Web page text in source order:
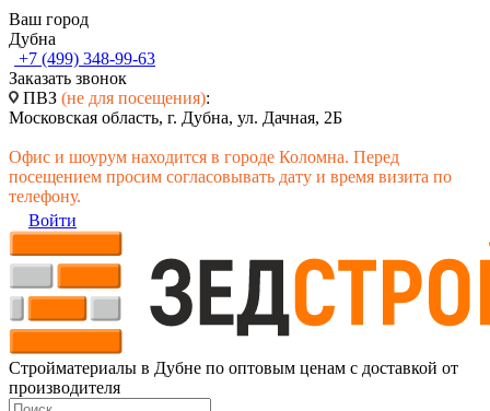
Ваш город
Дубна
+7 (499) 348-99-63
Заказать звонок
ПВЗ (не для посещения):
Московская область, г. Дубна, ул. Дачная, 2Б
Офис и шоурум находится в городе Коломна. Перед
посещением просим согласовывать дату и время визита по
телефону.
Войти
Стройматериалы в Дубне по оптовым ценам с доставкой от
производителя